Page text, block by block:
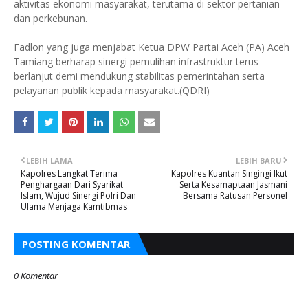
aktivitas ekonomi masyarakat, terutama di sektor pertanian
dan perkebunan.
Fadlon yang juga menjabat Ketua DPW Partai Aceh (PA) Aceh
Tamiang berharap sinergi pemulihan infrastruktur terus
berlanjut demi mendukung stabilitas pemerintahan serta
pelayanan publik kepada masyarakat.(QDRI)
LEBIH BARU
Kapolres Kuantan Singingi Ikut
Serta Kesamaptaan Jasmani
Bersama Ratusan Personel
LEBIH LAMA
Kapolres Langkat Terima
Penghargaan Dari Syarikat
Islam, Wujud Sinergi Polri Dan
Ulama Menjaga Kamtibmas
POSTING KOMENTAR
0 Komentar